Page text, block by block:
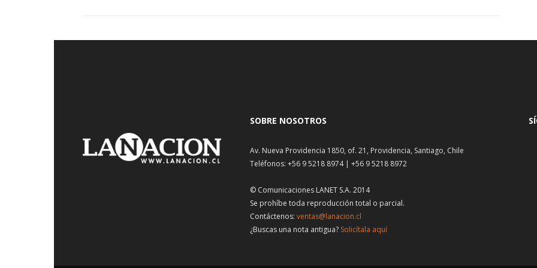
SOBRE NOSOTROS
Av. Nueva Providencia 1850, of. 21, Providencia, Santiago, Chile
Teléfonos: +56 9 5218 8974 | +56 9 5218 8972
© Comunicaciones LANET S.A. 2014
Se prohíbe toda reproducción total o parcial.
Contáctenos: ventas@lanacion.cl
¿Buscas una nota antigua? Solicítala aquí